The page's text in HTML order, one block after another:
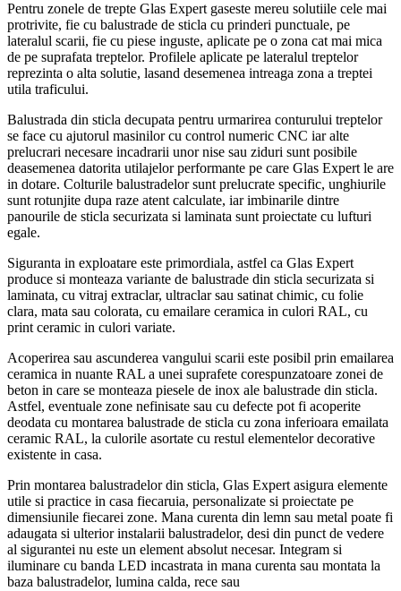
Pentru zonele de trepte Glas Expert gaseste mereu solutiile cele mai
protrivite, fie cu balustrade de sticla cu prinderi punctuale, pe
lateralul scarii, fie cu piese inguste, aplicate pe o zona cat mai mica
de pe suprafata treptelor. Profilele aplicate pe lateralul treptelor
reprezinta o alta solutie, lasand desemenea intreaga zona a treptei
utila traficului.
Balustrada din sticla decupata pentru urmarirea conturului treptelor
se face cu ajutorul masinilor cu control numeric CNC iar alte
prelucrari necesare incadrarii unor nise sau ziduri sunt posibile
deasemenea datorita utilajelor performante pe care Glas Expert le are
in dotare. Colturile balustradelor sunt prelucrate specific, unghiurile
sunt rotunjite dupa raze atent calculate, iar imbinarile dintre
panourile de sticla securizata si laminata sunt proiectate cu lufturi
egale.
Siguranta in exploatare este primordiala, astfel ca Glas Expert
produce si monteaza variante de balustrade din sticla securizata si
laminata, cu vitraj extraclar, ultraclar sau satinat chimic, cu folie
clara, mata sau colorata, cu emailare ceramica in culori RAL, cu
print ceramic in culori variate.
Acoperirea sau ascunderea vangului scarii este posibil prin emailarea
ceramica in nuante RAL a unei suprafete corespunzatoare zonei de
beton in care se monteaza piesele de inox ale balustrade din sticla.
Astfel, eventuale zone nefinisate sau cu defecte pot fi acoperite
deodata cu montarea balustrade de sticla cu zona inferioara emailata
ceramic RAL, la culorile asortate cu restul elementelor decorative
existente in casa.
Prin montarea balustradelor din sticla, Glas Expert asigura elemente
utile si practice in casa fiecaruia, personalizate si proiectate pe
dimensiunile fiecarei zone. Mana curenta din lemn sau metal poate fi
adaugata si ulterior instalarii balustradelor, desi din punct de vedere
al sigurantei nu este un element absolut necesar. Integram si
iluminare cu banda LED incastrata in mana curenta sau montata la
baza balustradelor, lumina calda, rece sau